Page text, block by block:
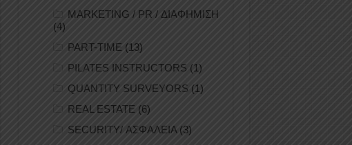
MARKETING / PR / ΔΙΑΦΗΜΙΣΗ
(4)
PART-TIME (13)
PILATES INSTRUCTORS (1)
QUANTITY SURVEYORS (1)
REAL ESTATE (6)
SECURITY/ ΑΣΦΑΛΕΙΑ(3)